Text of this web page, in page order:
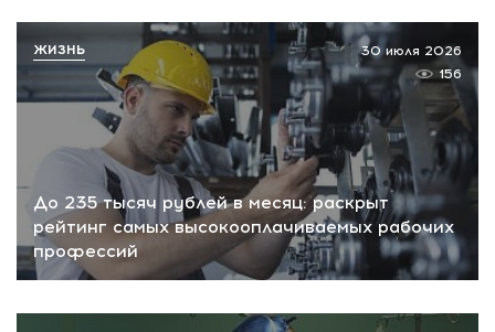
До 235 тысяч рублей в месяц: раскрыт
рейтинг самых высокооплачиваемых рабочих
профессий
30 июля 2026
156
ЖИЗНЬ